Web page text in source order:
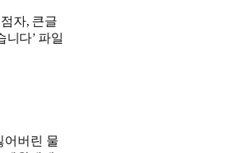
자, 큰글
니다’ 파일
어버린 물